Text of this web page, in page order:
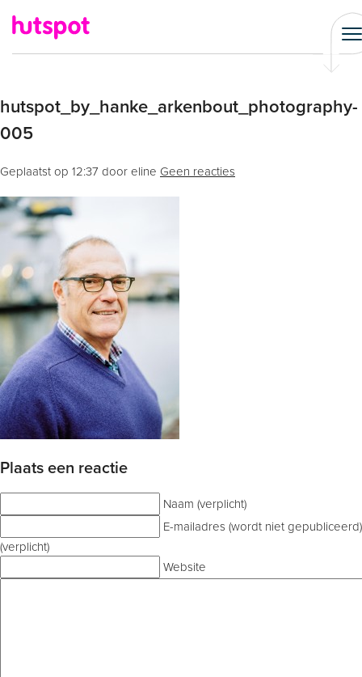
hutspot_by_hanke_arkenbout_photography-
005
Geplaatst op 12:37 door eline Geen reacties
Plaats een reactie
Naam (verplicht)
E-mailadres (wordt niet gepubliceerd)
(verplicht)
Website